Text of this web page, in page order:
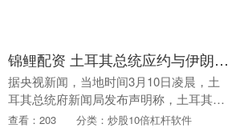
锦鲤配资 土耳其总统应约与伊朗总统通话 讨论地区局势
据央视新闻，当地时间3月10日凌晨，土
耳其总统府新闻局发布声明称，土耳其总
统埃尔多安应约与伊朗总统佩泽希齐扬通
查看：203 分类：炒股10倍杠杆软件